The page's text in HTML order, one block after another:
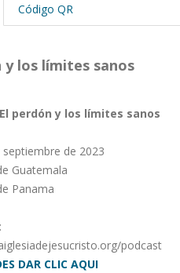
Código QR
y los límites sanos
El perdón y los límites sanos
de 2023
Guatemala
Panama
podcast
DAR CLIC AQUI